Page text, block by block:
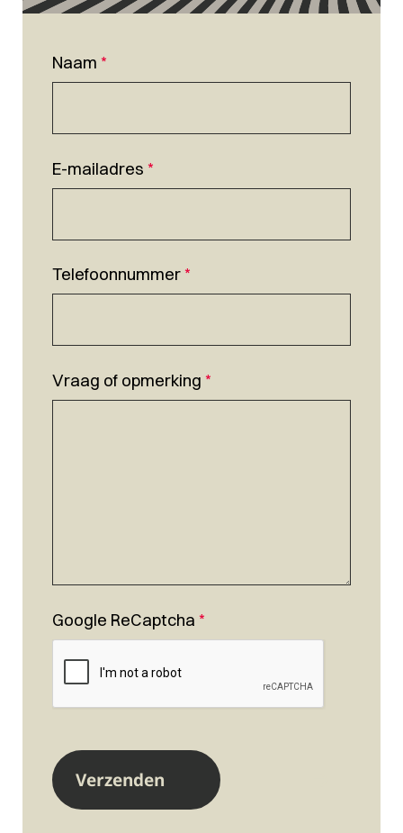
Naam *
E-mailadres *
Telefoonnummer*
Vraag of opmerking *
Google ReCaptcha *